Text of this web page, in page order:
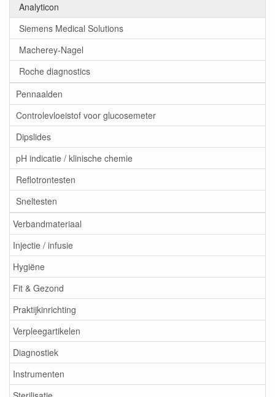
Analyticon
Siemens Medical Solutions
Macherey-Nagel
Roche diagnostics
Pennaalden
Controlevloeistof voor glucosemeter
Dipslides
pH indicatie / klinische chemie
Reflotrontesten
Sneltesten
Verbandmateriaal
Injectie / infusie
Hygiëne
Fit & Gezond
Praktijkinrichting
Verpleegartikelen
Diagnostiek
Instrumenten